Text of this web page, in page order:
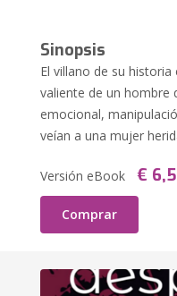
Sinopsis
El villano de su
valiente de un hombre
emocional,
veían a una mujer
Versión eBook €
Comprar